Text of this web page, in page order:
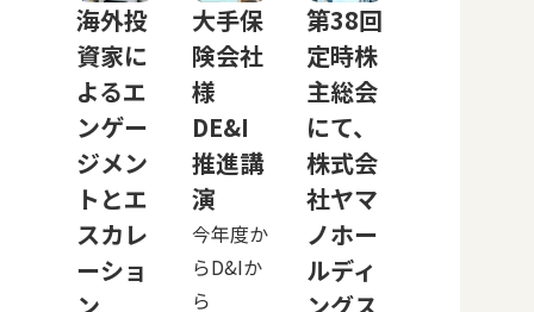
海外投
資家に
よるエ
ンゲー
ジメン
トとエ
スカレ
ーショ
ン
大手保
険会社
様
DE&I
推進講
演
今年度か
らD&Iか
ら
第38回
定時株
主総会
にて、
株式会
社ヤマ
ノホー
ルディ
ングス